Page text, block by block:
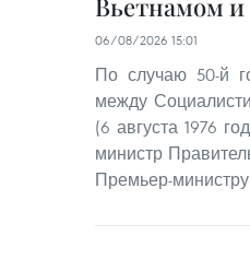
Вьетнамом
06/08/2026 15:01
По случаю 50-й
между
(6 августа 1976
министр
Премьер-